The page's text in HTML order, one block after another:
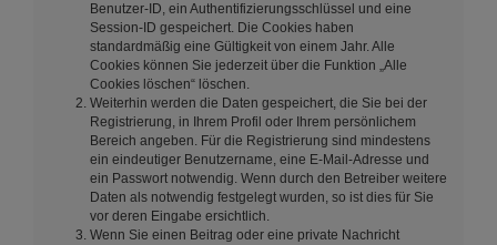
Benutzer-ID, ein Authentifizierungsschlüssel und eine
Session-ID gespeichert. Die Cookies haben
standardmäßig eine Gültigkeit von einem Jahr. Alle
Cookies können Sie jederzeit über die Funktion „Alle
Cookies löschen“ löschen.
Weiterhin werden die Daten gespeichert, die Sie bei der
Registrierung, in Ihrem Profil oder Ihrem persönlichem
Bereich angeben. Für die Registrierung sind mindestens
ein eindeutiger Benutzername, eine E-Mail-Adresse und
ein Passwort notwendig. Wenn durch den Betreiber weitere
Daten als notwendig festgelegt wurden, so ist dies für Sie
vor deren Eingabe ersichtlich.
Wenn Sie einen Beitrag oder eine private Nachricht